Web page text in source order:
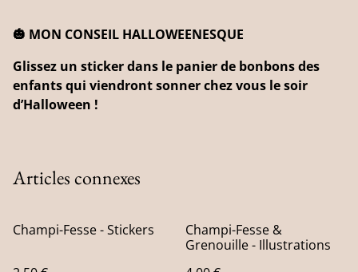
🎃 MON CONSEIL HALLOWEENESQUE
Glissez un sticker dans le panier de bonbons des
enfants qui viendront sonner chez vous le soir
d’Halloween !
Articles connexes
Champi-Fesse - Stickers
Champi-Fesse &
Grenouille - Illustrations